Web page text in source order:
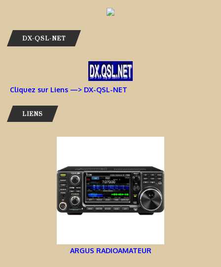
DX-QSL-NET
Cliquez sur Liens —> DX-QSL-NET
LIENS
ARGUS RADIOAMATEUR